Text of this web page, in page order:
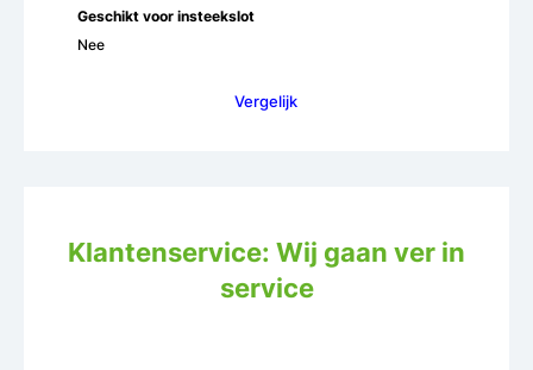
Geschikt voor insteekslot
Nee
Vergelijk
Klantenservice: Wij gaan ver in
service